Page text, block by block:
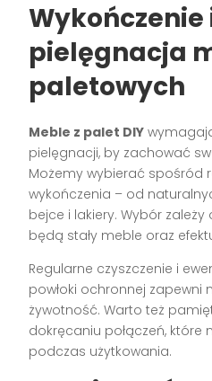
Wykończenie
pielęgnacja
paletowych
Meble z palet DIY
pielęgnacji, by zachować
Możemy wybierać spośród
wykończenia – od
bejce i lakiery. Wybór
będą stały meble oraz
Regularne czyszczenie i
powłoki ochronnej zapewni
żywotność. Warto też
dokręcaniu połączeń,
podczas użytkowania.